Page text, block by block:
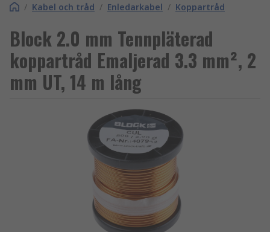
/ Kabel och tråd / Enledarkabel / Koppartråd
Block 2.0 mm Tennpläterad
koppartråd Emaljerad 3.3 mm², 2
mm UT, 14 m lång